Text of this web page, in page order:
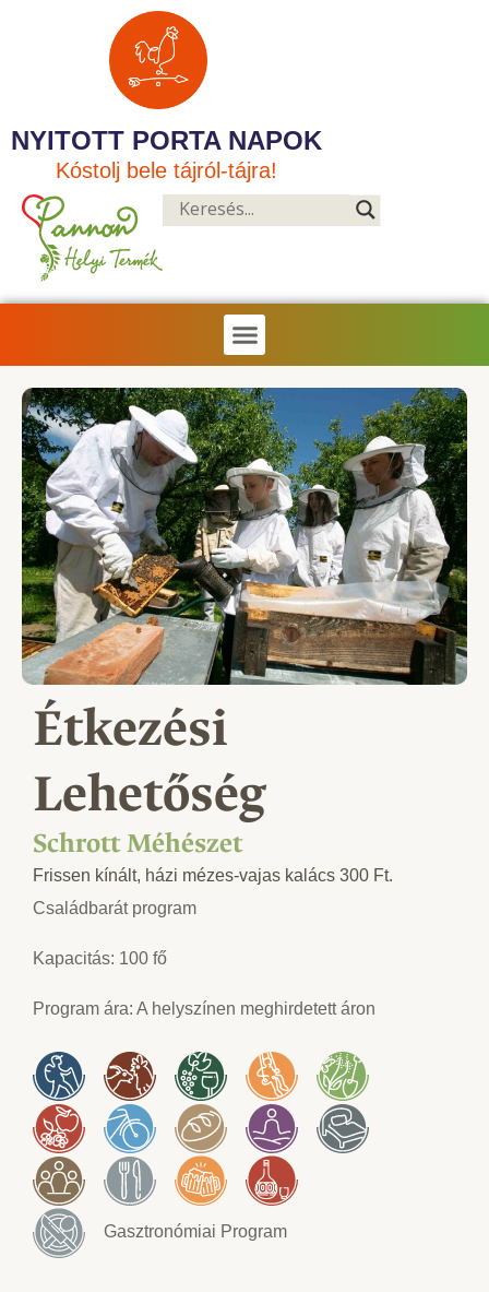
NYITOTT PORTA NAPOK
Kóstolj bele tájról-tájra!
Étkezési
Lehetőség
Schrott Méhészet
Frissen kínált, házi mézes-vajas kalács 300 Ft.
Családbarát program
Kapacitás: 100 fő
Program ára: A helyszínen meghirdetett áron
Gasztronómiai Program